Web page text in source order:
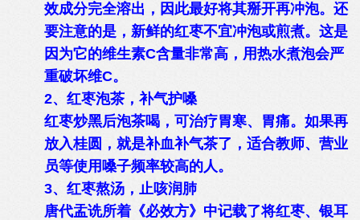
效成分完全溶出，因此最好将其掰开再冲泡。还
要注意的是，新鲜的红枣不宜冲泡或煎煮。这是
因为它的维生素C含量非常高，用热水煮泡会严
重破坏维C。
2、红枣泡茶，补气护嗓
红枣炒黑后泡茶喝，可治疗胃寒、胃痛。如果再
放入桂圆，就是补血补气茶了，适合教师、营业
员等使用嗓子频率较高的人。
3、红枣熬汤，止咳润肺
唐代盂诜所着《必效方》中记载了将红枣、银耳